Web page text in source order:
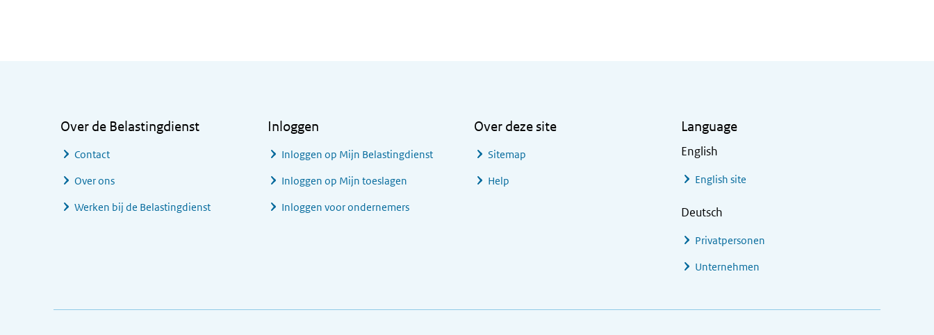
Over de Belastingdienst
Contact
Over ons
Werken bij de Belastingdienst
Inloggen
Inloggen op Mijn Belastingdienst
Inloggen op Mijn toeslagen
Inloggen voor ondernemers
Over deze site
Sitemap
Help
Language
English
English site
Deutsch
Privatpersonen
Unternehmen